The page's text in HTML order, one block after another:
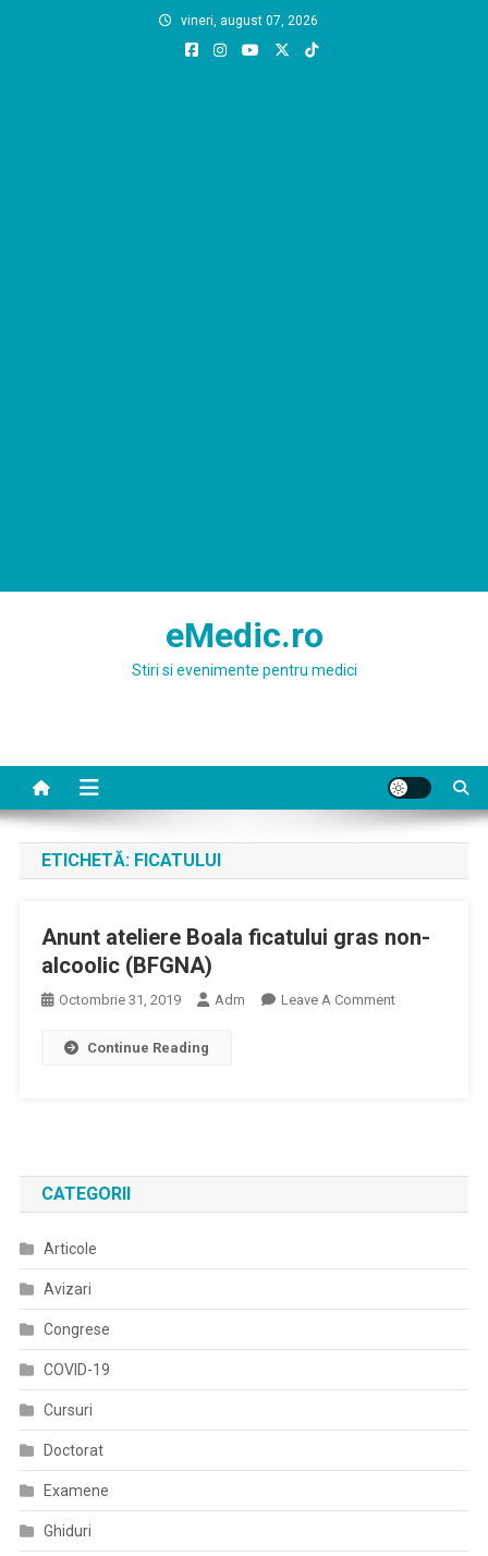
vineri, august 07, 2026
eMedic.ro
Stiri si evenimente pentru medici
ETICHETĂ: FICATULUI
Anunt ateliere Boala ficatului gras non-
alcoolic (BFGNA)
Octombrie 31, 2019 Adm Leave A CommentOn
Alcoolic
Continue Reading
CATEGORII
Articole
Avizari
Congrese
COVID-19
Cursuri
Doctorat
Examene
Ghiduri